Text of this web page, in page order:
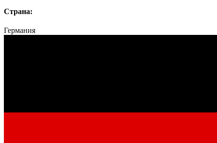
Страна:
Германия